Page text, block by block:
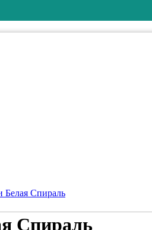
Белая Спираль
Спираль